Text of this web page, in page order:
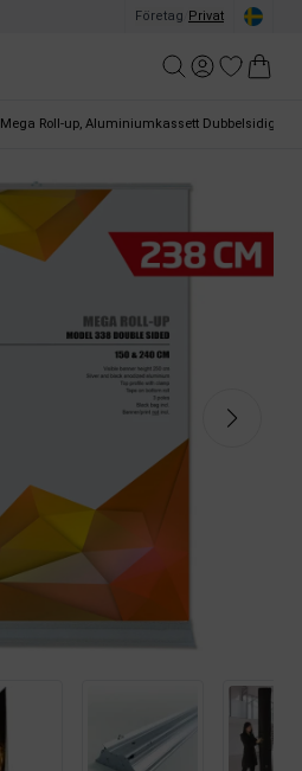
Företag Privat
Mega Roll-up, Aluminiumkassett Dubbelsidigt